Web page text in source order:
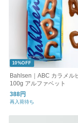
10%OFF
Bahlsen｜ABC カラメル
100g アルファベット
388円
再入荷待ち